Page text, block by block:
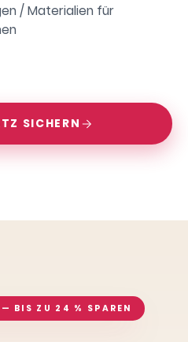
/ Materialien für
SICHERN
BIS ZU 24 % SPAREN